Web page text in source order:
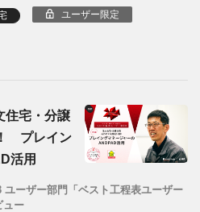
ユーザー限定
住宅・分譲
プレイン
活用
ユーザー部門「ベスト工程表ユーザー
ュー